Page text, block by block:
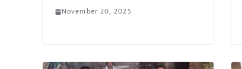
November 20, 2025